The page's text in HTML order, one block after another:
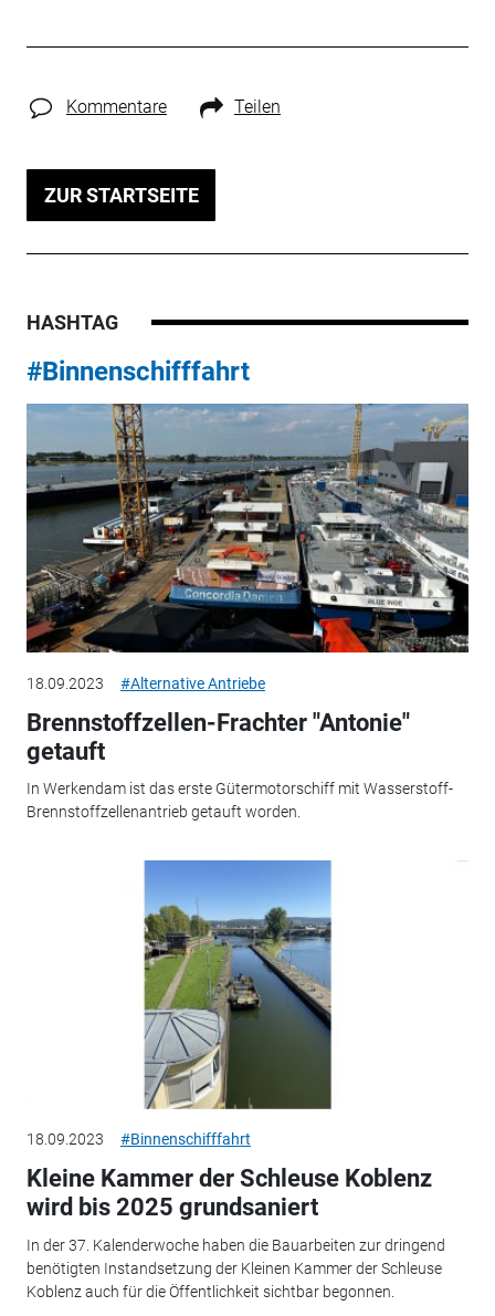
Kommentare Teilen
ZUR STARTSEITE
HASHTAG
#Binnenschifffahrt
18.09.2023 #Alternative Antriebe
Brennstoffzellen-Frachter "Antonie"
getauft
In Werkendam ist das erste Gütermotorschiff mit Wasserstoff-
Brennstoffzellenantrieb getauft worden.
18.09.2023 #Binnenschifffahrt
Kleine Kammer der Schleuse Koblenz
wird bis 2025 grundsaniert
In der 37. Kalenderwoche haben die Bauarbeiten zur dringend
benötigten Instandsetzung der Kleinen Kammer der Schleuse
Koblenz auch für die Öffentlichkeit sichtbar begonnen.